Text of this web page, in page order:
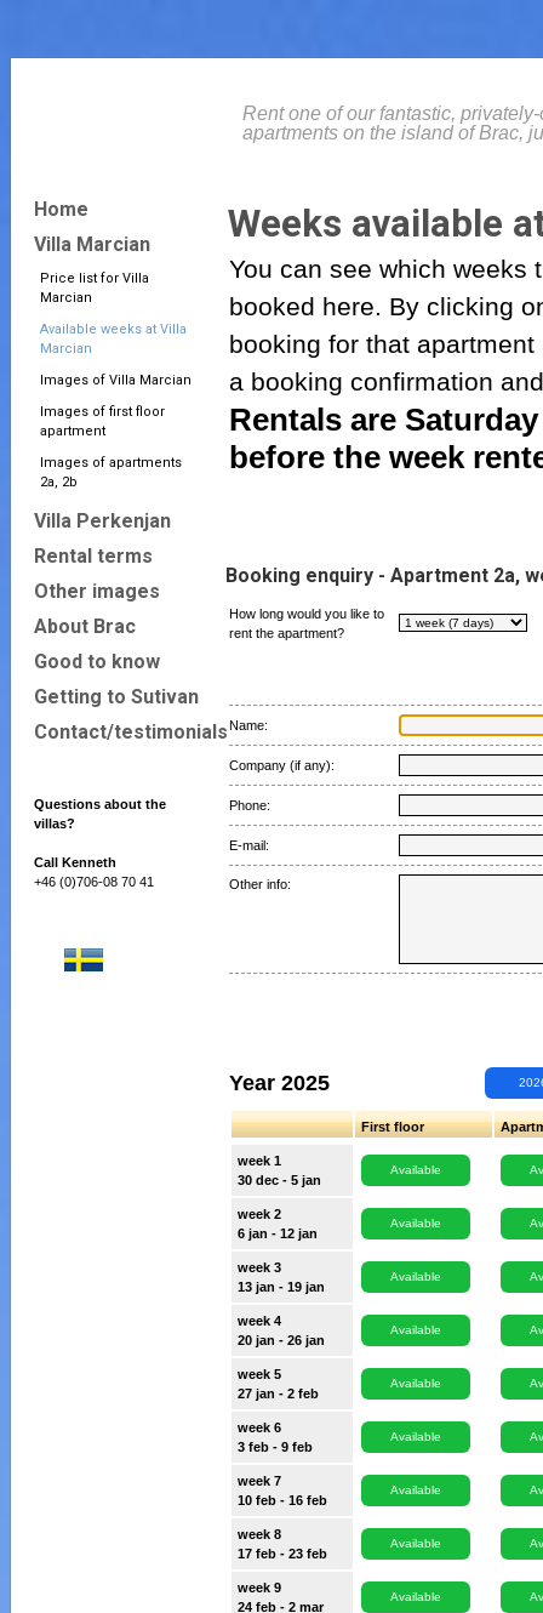
Rent one of our fantastic,
apartments on the island of Brac,
Home
Villa Marcian
Price list for Villa
Marcian
Available weeks at Villa
Marcian
Images of Villa Marcian
Images of first floor
apartment
Images of apartments
2a, 2b
Villa Perkenjan
Rental terms
Other images
About Brac
Good to know
Getting to Sutivan
Contact/testimonials
Questions about the
villas?
Call Kenneth
+46 (0)706-08 70 41
Weeks available
You can see which weeks
booked here. By clicking
booking for that
a booking confirmation
Rentals are
before the week
Booking enquiry - Apartment 2a,
How long would you like to
rent the apartment?
Name:
Company (if any):
Phone:
E-mail:
Other info:
Year 2025
First floor
week 1
30 dec - 5 jan
Available
week 2
6 jan - 12 jan
Available
week 3
13 jan - 19 jan
Available
week 4
20 jan - 26 jan
Available
week 5
27 jan - 2 feb
Available
week 6
3 feb - 9 feb
Available
week 7
10 feb - 16 feb
Available
week 8
17 feb - 23 feb
Available
week 9
24 feb - 2 mar
Available